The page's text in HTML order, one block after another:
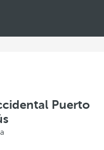
Puerto